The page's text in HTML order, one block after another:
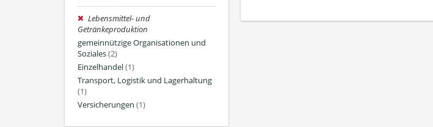
Lebensmittel- und
Getränkeproduktion
gemeinnützige Organisationen und
Soziales(2)
Einzelhandel(1)
Transport, Logistik und Lagerhaltung
(1)
Versicherungen (1)